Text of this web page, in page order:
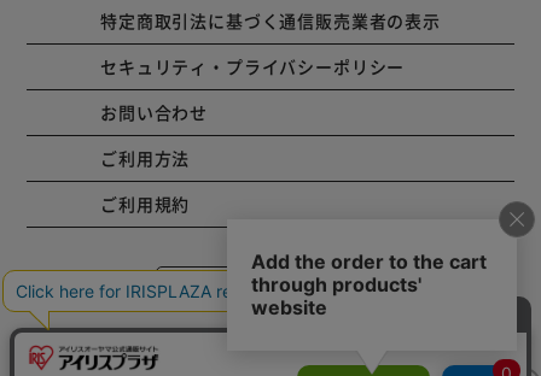
特定商取引法に基づく通信販売業者の表示
セキュリティ・プライバシーポリシー
お問い合わせ
ご利用方法
ご利用規約
コーポレートサイト